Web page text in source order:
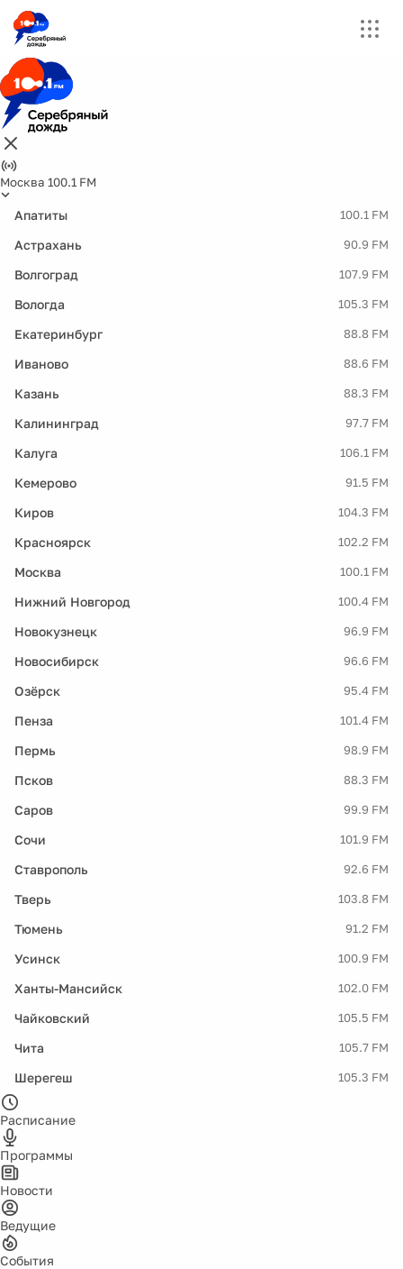
Москва 100.1 FM
Апатиты 100.1 FM
Астрахань 90.9 FM
Волгоград 107.9 FM
Вологда 105.3 FM
Екатеринбург 88.8 FM
Иваново 88.6 FM
Казань 88.3 FM
Калининград 97.7 FM
Калуга 106.1 FM
Кемерово 91.5 FM
Киров 104.3 FM
Красноярск 102.2 FM
Москва 100.1 FM
Нижний Новгород 100.4 FM
Новокузнецк 96.9 FM
Новосибирск 96.6 FM
Озёрск 95.4 FM
Пенза 101.4 FM
Пермь 98.9 FM
Псков 88.3 FM
Саров 99.9 FM
Сочи 101.9 FM
Ставрополь 92.6 FM
Тверь 103.8 FM
Тюмень 91.2 FM
Усинск 100.9 FM
Ханты-Мансийск 102.0 FM
Чайковский 105.5 FM
Чита 105.7 FM
Шерегеш 105.3 FM
Расписание
Программы
Новости
Ведущие
События